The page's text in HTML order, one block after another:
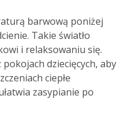
barwową poniżej
Takie światło
i relaksowaniu się.
dziecięcych, aby
ciepłe
zasypianie po